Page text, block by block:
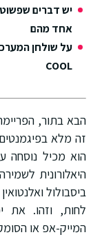
יש דברים
אחד מהם
COOL
הבא בתור,
זה מלא
היאלורונית
ביסבולול
לחות, וזהו. את
המייק-אפ או